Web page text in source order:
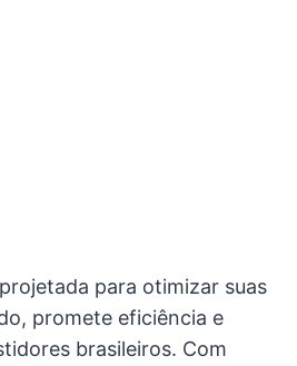
para otimizar suas
promete eficiência e
brasileiros. Com